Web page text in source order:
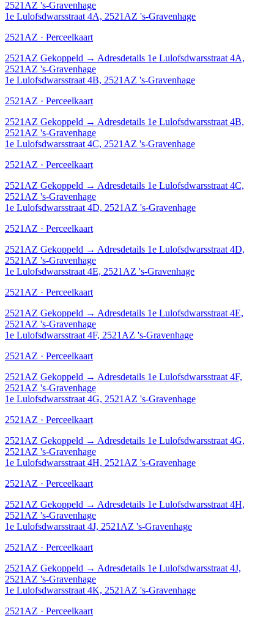
2521AZ 's-Gravenhage
1e Lulofsdwarsstraat 4A, 2521AZ 's-Gravenhage
2521AZ · Perceelkaart
2521AZ Gekoppeld → Adresdetails 1e Lulofsdwarsstraat 4A,
2521AZ 's-Gravenhage
1e Lulofsdwarsstraat 4B, 2521AZ 's-Gravenhage
2521AZ · Perceelkaart
2521AZ Gekoppeld → Adresdetails 1e Lulofsdwarsstraat 4B,
2521AZ 's-Gravenhage
1e Lulofsdwarsstraat 4C, 2521AZ 's-Gravenhage
2521AZ · Perceelkaart
2521AZ Gekoppeld → Adresdetails 1e Lulofsdwarsstraat 4C,
2521AZ 's-Gravenhage
1e Lulofsdwarsstraat 4D, 2521AZ 's-Gravenhage
2521AZ · Perceelkaart
2521AZ Gekoppeld → Adresdetails 1e Lulofsdwarsstraat 4D,
2521AZ 's-Gravenhage
1e Lulofsdwarsstraat 4E, 2521AZ 's-Gravenhage
2521AZ · Perceelkaart
2521AZ Gekoppeld → Adresdetails 1e Lulofsdwarsstraat 4E,
2521AZ 's-Gravenhage
1e Lulofsdwarsstraat 4F, 2521AZ 's-Gravenhage
2521AZ · Perceelkaart
2521AZ Gekoppeld → Adresdetails 1e Lulofsdwarsstraat 4F,
2521AZ 's-Gravenhage
1e Lulofsdwarsstraat 4G, 2521AZ 's-Gravenhage
2521AZ · Perceelkaart
2521AZ Gekoppeld → Adresdetails 1e Lulofsdwarsstraat 4G,
2521AZ 's-Gravenhage
1e Lulofsdwarsstraat 4H, 2521AZ 's-Gravenhage
2521AZ · Perceelkaart
2521AZ Gekoppeld → Adresdetails 1e Lulofsdwarsstraat 4H,
2521AZ 's-Gravenhage
1e Lulofsdwarsstraat 4J, 2521AZ 's-Gravenhage
2521AZ · Perceelkaart
2521AZ Gekoppeld → Adresdetails 1e Lulofsdwarsstraat 4J,
2521AZ 's-Gravenhage
1e Lulofsdwarsstraat 4K, 2521AZ 's-Gravenhage
2521AZ · Perceelkaart